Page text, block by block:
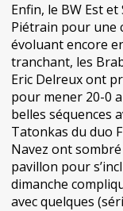
Enfin, le BW Est
Piétrain pour une
évoluant encore
tranchant, les
Eric Delreux ont
pour mener 20-0
belles séquences
Tatonkas du duo
Navez ont
pavillon pour
dimanche
avec quelques